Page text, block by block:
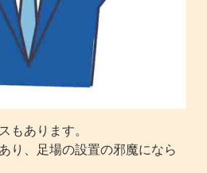
もあります。
り、足場の設置の邪魔になら